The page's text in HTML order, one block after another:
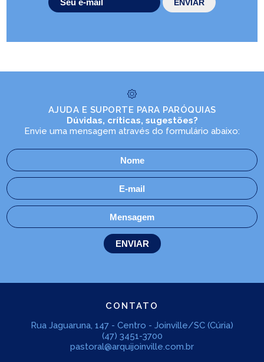
AJUDA E SUPORTE PARA PARÓQUIAS
Dúvidas, críticas, sugestões?
Envie uma mensagem através do formulário abaixo:
CONTATO
Rua Jaguaruna, 147 - Centro - Joinville/SC (Cúria)
(47) 3451-3700
pastoral@arquijoinville.com.br